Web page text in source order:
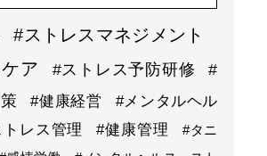
#ストレスマネジメント
ア
#ストレス予防研修
#
#健康経営
#メンタルヘル
レス管理 #健康管理
#タニ